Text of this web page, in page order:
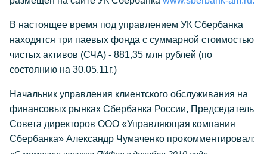
В настоящее время под управлением УК Сбербанка
находятся три паевых фонда с суммарной стоимостью
чистых активов (СЧА) - 881,35 млн рублей (по
состоянию на 30.05.11г.)
Начальник управления клиентского обслуживания на
финансовых рынках Сбербанка России, Председатель
Совета директоров ООО «Управляющая компания
Сбербанка» Александр Чумаченко прокомментировал: